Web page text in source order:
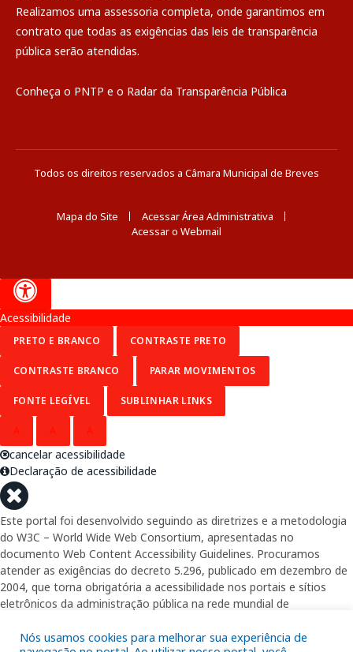
Realizamos uma assessoria completa, onde garantimos em
contrato que todas as exigências das leis de transparência
pública serão atendidas.
Conheça o PNTP e o Radar da Transparência Pública
Todos os direitos reservados a Câmara Municipal de Breves
Mapa do Site
Acessar Área Administrativa
Acessar o Webmail
Nós usamos cookies para melhorar sua experiência de
Acessibilidade
PRETO E BRANCO CONTRASTE PRETO
CONTRASTE BRANCO PARAR MOVIMENTOS
FONTE LEGÍVEL SUBLINHAR LINKS
cancelar acessibilidade
Declaração de acessibilidade
Este portal foi desenvolvido seguindo as diretrizes e a metodologia
do W3C – World Wide Web Consortium, apresentadas no
documento Web Content Accessibility Guidelines. Procuramos
atender as exigências do decreto 5.296, publicado em dezembro de
2004, que torna obrigatória a acessibilidade nos portais e sítios
eletrônicos da administração pública na rede mundial de
garantindo-lhes o pleno acesso aos conteúdos disponíveis.